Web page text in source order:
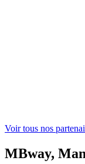
Voir tous nos
MBway,